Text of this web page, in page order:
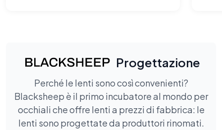
Progettazione
Perché le lenti sono così convenienti?
Blacksheep è il primo incubatore al mondo per
occhiali che offre lenti a prezzi di fabbrica: le
lenti sono progettate da produttori rinomati.